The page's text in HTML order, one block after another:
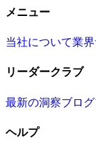
メニュー
当社について業界
リーダークラブ
最新の洞察ブログ
ヘルプ